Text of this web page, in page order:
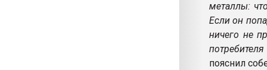
металлы:
Если он
ничего не
пояснил